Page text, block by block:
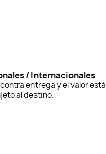
/ Internacionales
entrega y el valor está
al destino.